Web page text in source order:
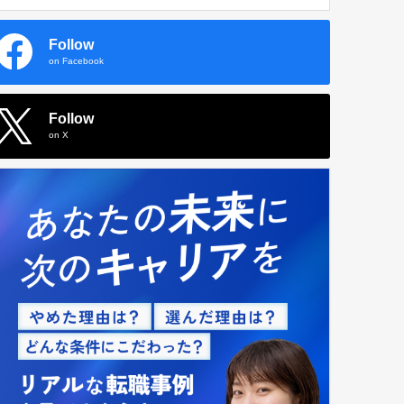
Follow
on Facebook
Follow
on X